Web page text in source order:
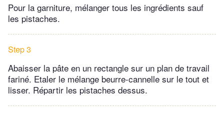
Pour la garniture, mélanger tous les ingrédients sauf
les pistaches.
Step 3
Abaisser la pâte en un rectangle sur un plan de travail
fariné. Etaler le mélange beurre-cannelle sur le tout et
lisser. Répartir les pistaches dessus.